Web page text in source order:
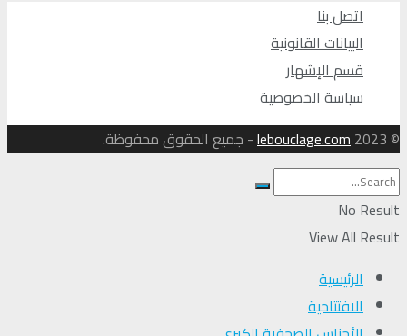
اتصل بنا
البيانات القانونية
قسم الإشهار
سياسة الخصوصية
© 2023
lebouclage.com- جميع الحقوق محفوظة.
No Result
View All Result
الرئيسية
الافتتاحية